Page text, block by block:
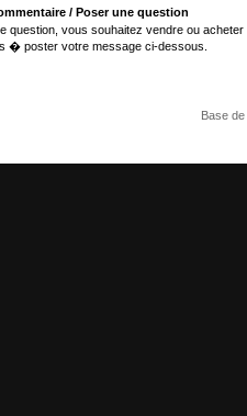
/ Poser une question
question, vous souhaitez vendre ou
� poster votre message ci-dessous.
Base